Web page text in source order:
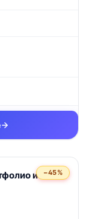
−45%
и